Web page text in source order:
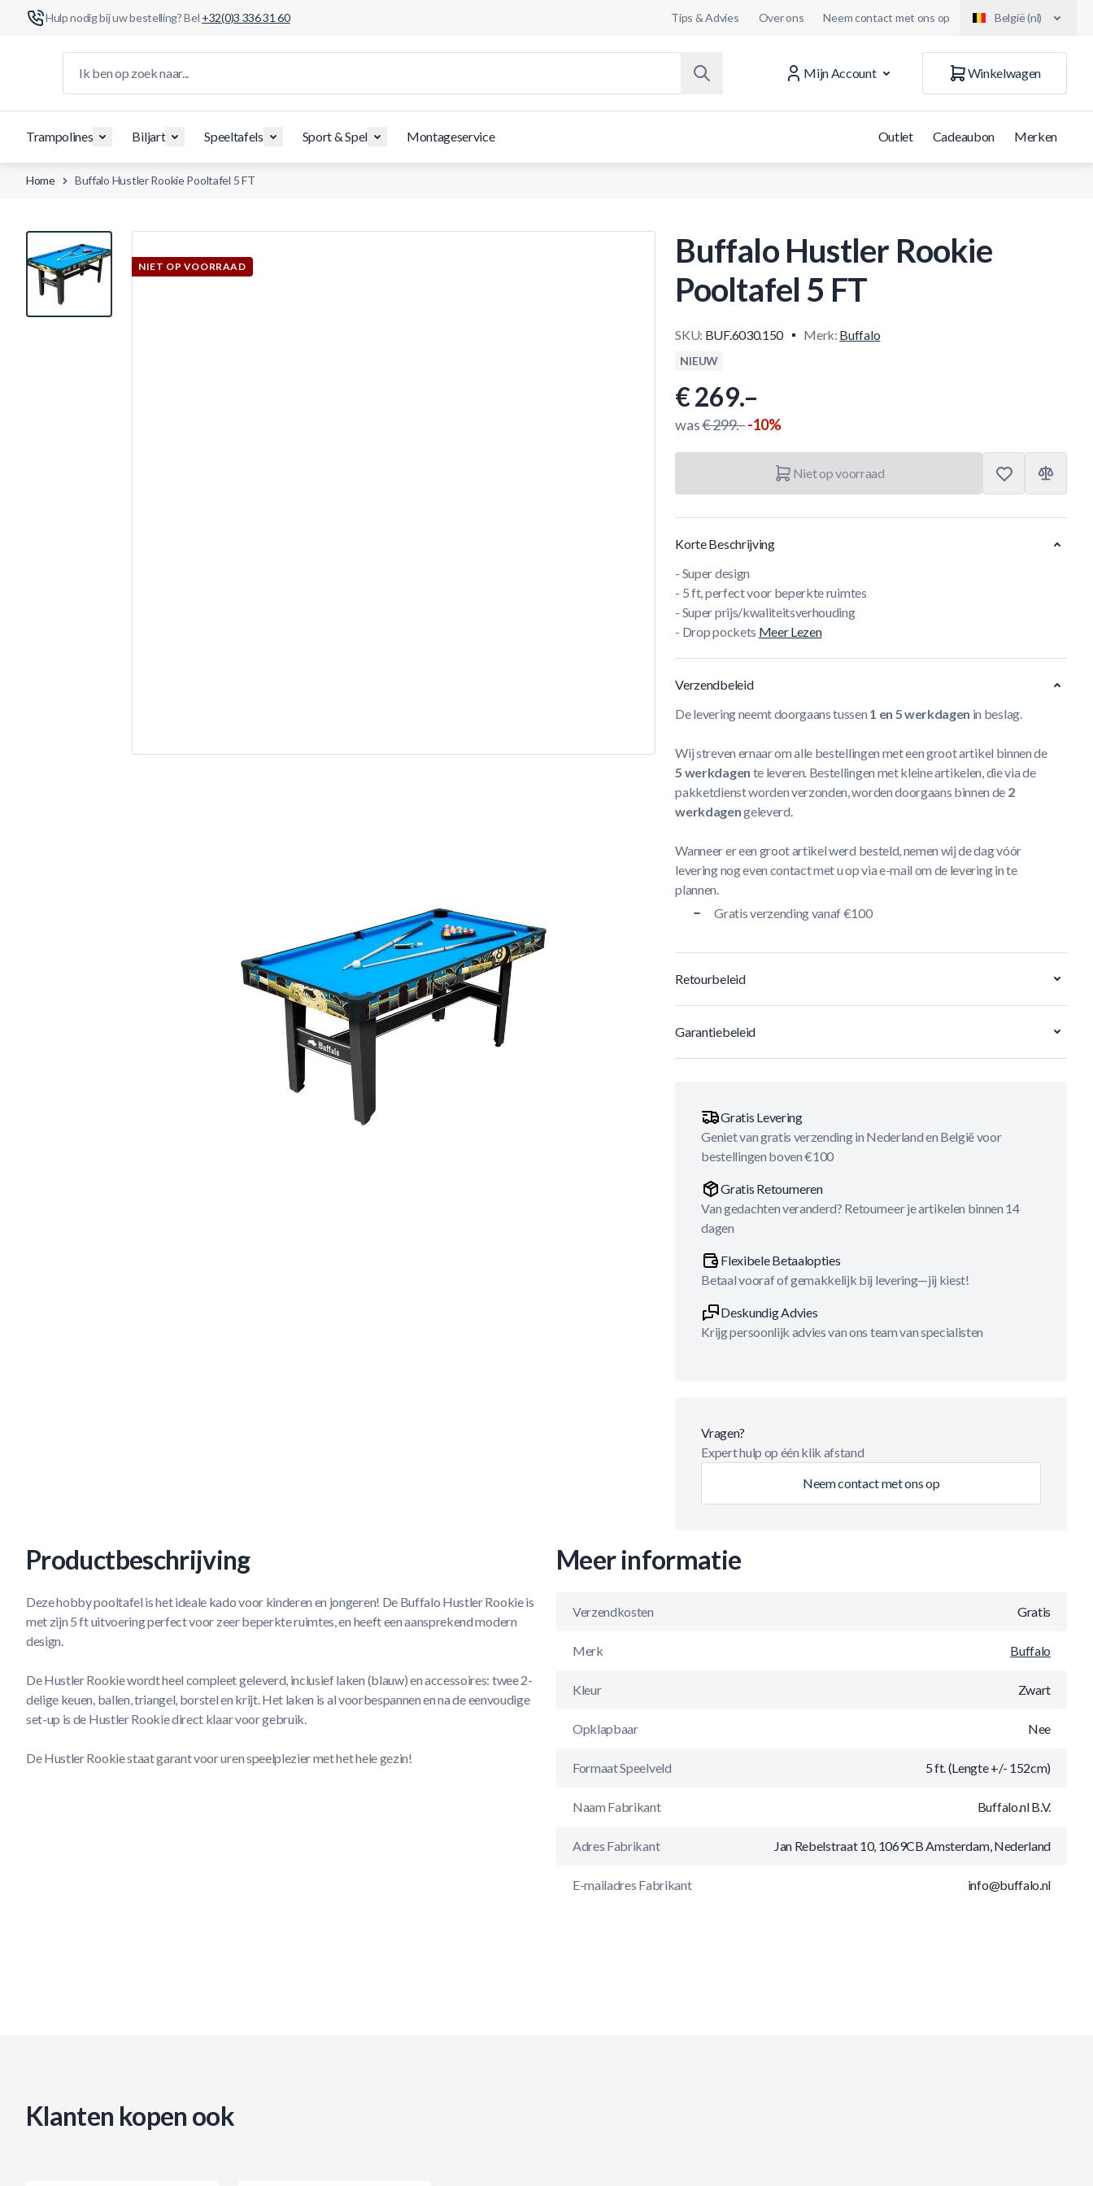
Hulp nodig bij uw bestelling? Bel +32(0)3 336 31 60 Tips & Advies Over ons Neem contact met ons op België (nl)
Mijn Account
Winkelwagen
Trampolines Biljart Speeltafels Sport & Spel Montageservice Outlet Cadeaubon Merken
Home Buffalo Hustler Rookie Pooltafel 5 FT
NIET OP VOORRAAD
View larger image
Buffalo Hustler Rookie
Pooltafel 5 FT
SKU: BUF.6030.150 Merk: Buffalo
NIEUW
€ 269.–
was€ 299.–-10%
Niet op voorraad
Korte Beschrijving
- Super design
- 5 ft, perfect voor beperkte ruimtes
- Super prijs/kwaliteitsverhouding
- Drop pockets Meer Lezen
Verzendbeleid
De levering neemt doorgaans tussen 1 en 5 werkdagen in beslag.
Wij streven ernaar om alle bestellingen met een groot artikel binnen de
5 werkdagen te leveren. Bestellingen met kleine artikelen, die via de
pakketdienst worden verzonden, worden doorgaans binnen de 2
werkdagengeleverd.
Wanneer er een groot artikel werd besteld, nemen wij de dag vóór
levering nog even contact met u op via e-mail om de levering in te
plannen.
Gratis verzending vanaf €100
Retourbeleid
Garantiebeleid
Gratis Levering
Geniet van gratis verzending in Nederland en België voor
bestellingen boven €100
Gratis Retourneren
Van gedachten veranderd? Retourneer je artikelen binnen 14
dagen
Flexibele Betaalopties
Betaal vooraf of gemakkelijk bij levering—jij kiest!
Deskundig Advies
Krijg persoonlijk advies van ons team van specialisten
Vragen?
Expert hulp op één klik afstand
Neem contact met ons op
Productbeschrijving
Deze hobby pooltafel is het ideale kado voor kinderen en jongeren! De Buffalo Hustler Rookie is
met zijn 5 ft uitvoering perfect voor zeer beperkte ruimtes, en heeft een aansprekend modern
design.
De Hustler Rookie wordt heel compleet geleverd, inclusief laken (blauw) en accessoires: twee 2-
delige keuen, ballen, triangel, borstel en krijt. Het laken is al voorbespannen en na de eenvoudige
set-up is de Hustler Rookie direct klaar voor gebruik.
De Hustler Rookie staat garant voor uren speelplezier met het hele gezin!
Meer informatie
Verzendkosten Gratis
Merk Buffalo
Kleur Zwart
Opklapbaar Nee
Formaat Speelveld 5 ft. (Lengte +/- 152cm)
Naam Fabrikant Buffalo.nl B.V.
Adres Fabrikant Jan Rebelstraat 10, 1069CB Amsterdam, Nederland
E-mailadres Fabrikant info@buffalo.nl
Klanten kopen ook